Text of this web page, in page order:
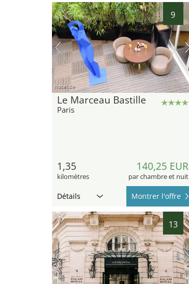
9
hotel.de
Le Marceau Bastille
Paris
1,35
kilomètres
140,25 EUR
par chambre et nuit
Détails Montrer l'offre
13